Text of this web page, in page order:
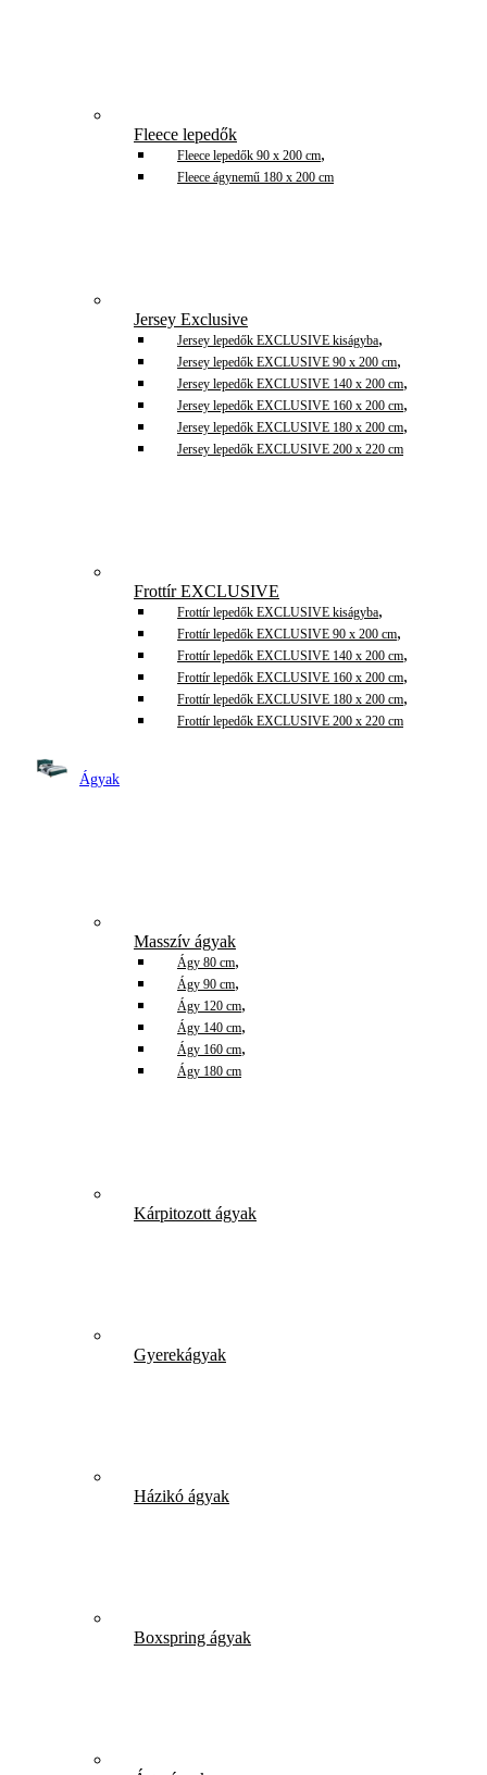
Fleece lepedők
Fleece lepedők 90 x 200 cm,
Fleece ágynemű 180 x 200 cm
Jersey Exclusive
Jersey lepedők EXCLUSIVE kiságyba,
Jersey lepedők EXCLUSIVE 90 x 200 cm,
Jersey lepedők EXCLUSIVE 140 x 200 cm,
Jersey lepedők EXCLUSIVE 160 x 200 cm,
Jersey lepedők EXCLUSIVE 180 x 200 cm,
Jersey lepedők EXCLUSIVE 200 x 220 cm
Frottír EXCLUSIVE
Frottír lepedők EXCLUSIVE kiságyba,
Frottír lepedők EXCLUSIVE 90 x 200 cm,
Frottír lepedők EXCLUSIVE 140 x 200 cm,
Frottír lepedők EXCLUSIVE 160 x 200 cm,
Frottír lepedők EXCLUSIVE 180 x 200 cm,
Frottír lepedők EXCLUSIVE 200 x 220 cm
Ágyak
Masszív ágyak
Ágy 80 cm,
Ágy 90 cm,
Ágy 120 cm,
Ágy 140 cm,
Ágy 160 cm,
Ágy 180 cm
Kárpitozott ágyak
Gyerekágyak
Házikó ágyak
Boxspring ágyak